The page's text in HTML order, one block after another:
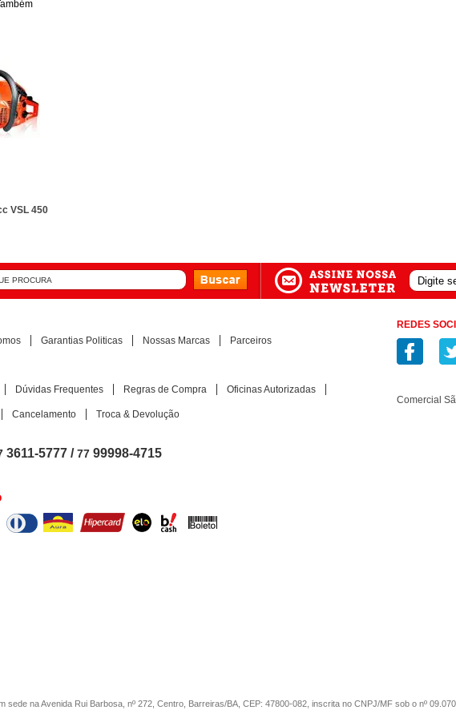
VSL 450
Garantias Politicas Nossas Marcas Parceiros
Dúvidas Frequentes Regras de Compra Oficinas Autorizadas
Cancelamento Troca & Devolução
3611-5777 /77 99998-4715
REDES
Comercial
sede na Avenida Rui Barbosa, nº 272, Centro, Barreiras/BA, CEP: 47800-082, inscrita no CNPJ/MF sob o nº